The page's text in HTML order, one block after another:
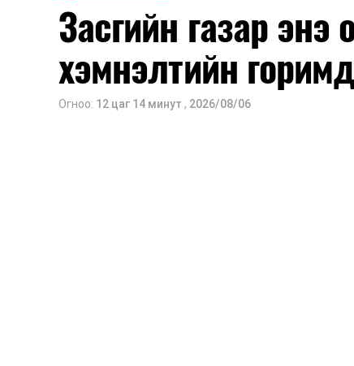
Засгийн газар энэ
хэмнэлтийн
Огноо: 12 цаг 14 минут , 2026/08/06